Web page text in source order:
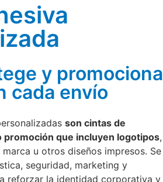
y promociona
cada envío
son cintas de
promoción que incluyen logotipos,
u otros diseños impresos. Se
seguridad, marketing y
reforzar la identidad corporativa y